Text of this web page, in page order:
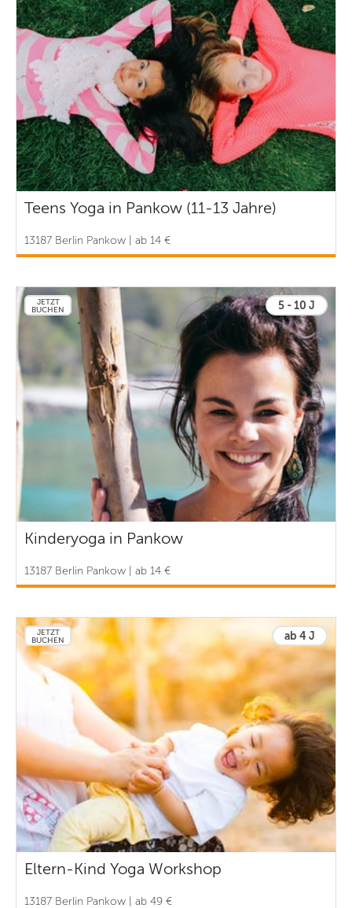
Teens Yoga in Pankow (11-13 Jahre)
13187 Berlin Pankow | ab 14 €
JETZT
BUCHEN
5 - 10 J
Kinderyoga in Pankow
13187 Berlin Pankow | ab 14 €
JETZT
BUCHEN
ab 4 J
Eltern-Kind Yoga Workshop
13187 Berlin Pankow | ab 49 €